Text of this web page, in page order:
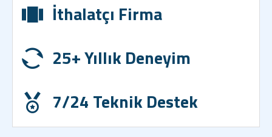
İthalatçı Firma
25+ Yıllık Deneyim
7/24 Teknik Destek